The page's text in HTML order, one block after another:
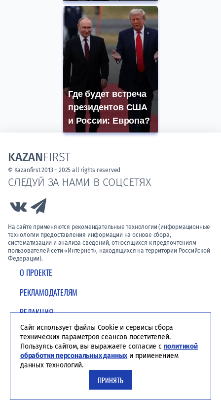
Где будет встреча
президентов США
и России: Европа?
О ПРОЕКТЕ
РЕКЛАМОДАТЕЛЯМ
РЕДАКЦИЯ
ПОЛИТИКА КОНФИДЕНЦИАЛЬНОСТИ
СЛЕДУЙ ЗА НАМИ В СОЦСЕТЯХ
Link to Vk
На сайте применяются рекомендательные технологии (информационные
технологии предоставления информации на основе сбора,
систематизации и анализа сведений, относящихся к предпочтениям
пользователей сети «Интернет», находящихся на территории Российской
Федерации).
KAZANFIRST
© Kazanfirst 2013 – 2025 all rights reserved
Сайт использует файлы Cookie и сервисы сбора
технических параметров сеансов посетителей.
Пользуясь сайтом, вы выражаете согласие с политикой
обработки персональных данных и применением
данных технологий.
ПРИНЯТЬ